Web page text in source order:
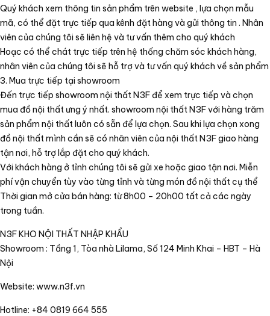
Quý khách xem thông tin sản phẩm trên website , lựa chọn mẫu
mã, có thể đặt trực tiếp qua kênh đặt hàng và gửi thông tin . Nhân
viên của chúng tôi sẽ liên hệ và tư vấn thêm cho quý khách
Hoạc có thể chát trực tiếp trên hệ thống chăm sóc khách hàng,
nhân viên của chúng tôi sẽ hỗ trợ và tư vấn quý khách về sản phẩm
3. Mua trực tiếp tại showroom
Đến trực tiếp showroom nội thất N3F để xem trực tiếp và chọn
mua đồ nội thất ưng ý nhất. showroom nội thất N3F với hàng trăm
sản phẩm nội thất luôn có sẵn để lựa chọn. Sau khi lựa chọn xong
đồ nội thất mình cần sẽ có nhân viên của nội thất N3F giao hàng
tận nơi, hỗ trợ lắp đặt cho quý khách.
Với khách hàng ở tỉnh chúng tôi sẽ gửi xe hoặc giao tận nơi. Miễn
phí vận chuyển tùy vào từng tỉnh và từng món đồ nội thất cụ thể
Thời gian mở cửa bán hàng: từ 8h00 – 20h00 tất cả các ngày
trong tuần.
N3F KHO NỘI THẤT NHẬP KHẨU
Showroom : Tầng 1, Tòa nhà Lilama, Số 124 Minh Khai – HBT – Hà
Nội
Website: www.n3f.vn
Hotline: +84 0819 664 555